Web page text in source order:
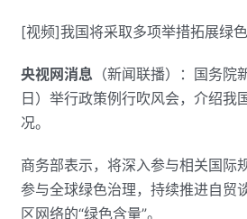
[视频]我国将采取多项举措拓展绿
央视网消息 （新闻联播）：国务院
日）举行政策例行吹风会，介绍我
况。
商务部表示，将深入参与相关国际
参与全球绿色治理，持续推进自贸
区网络的“绿色含量”。